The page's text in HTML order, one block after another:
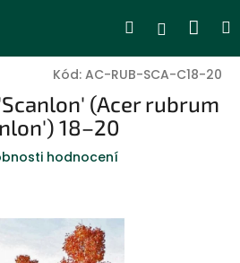
Hledat
Kód: AC-RUB-SCA-C18-20
(Acer rubrum
18–20
hodnocení